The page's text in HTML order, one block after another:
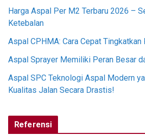
Harga Aspal Per M2 Terbaru 2026 –
Ketebalan
Aspal CPHMA: Cara Cepat Tingkatkan
Aspal Sprayer Memiliki Peran Besar
Aspal SPC Teknologi Aspal Modern
Kualitas Jalan Secara Drastis!
Referensi